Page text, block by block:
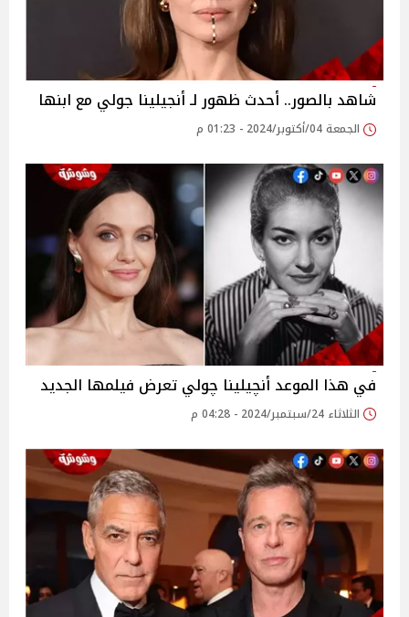
شاهد بالصور.. أحدث ظهور لـ أنجيلينا جولي مع ابنها
الجمعة 04/أكتوبر/2024 - 01:23 م
في هذا الموعد أنچيلينا چولي تعرض فيلمها الجديد
الثلاثاء 24/سبتمبر/2024 - 04:28 م